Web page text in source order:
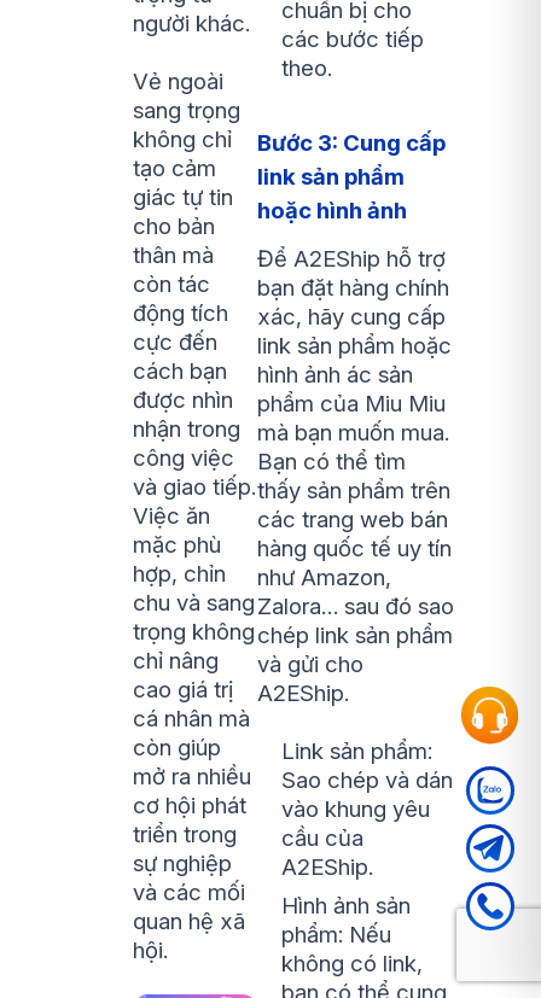
người khác.
Vẻ ngoài
sang trọng
không chỉ
tạo cảm
giác tự tin
cho bản
thân mà
còn tác
động tích
cực đến
cách bạn
được nhìn
nhận trong
công việc
và giao tiếp.
Việc ăn
mặc phù
hợp, chỉn
chu và sang
trọng không
chỉ nâng
cao giá trị
cá nhân mà
còn giúp
mở ra nhiều
cơ hội phát
triển trong
sự nghiệp
và các mối
quan hệ xã
hội.
chuẩn bị cho
các bước tiếp
theo.
Bước 3: Cung cấp
link sản phẩm
hoặc hình ảnh
Để A2EShip hỗ trợ
bạn đặt hàng chính
xác, hãy cung cấp
link sản phẩm hoặc
hình ảnh ác sản
phẩm của Miu Miu
mà bạn muốn mua.
Bạn có thể tìm
thấy sản phẩm trên
các trang web bán
hàng quốc tế uy tín
như Amazon,
Zalora… sau đó sao
chép link sản phẩm
và gửi cho
A2EShip.
Link sản phẩm:
Sao chép và dán
vào khung yêu
cầu của
A2EShip.
Hình ảnh sản
phẩm: Nếu
không có link,